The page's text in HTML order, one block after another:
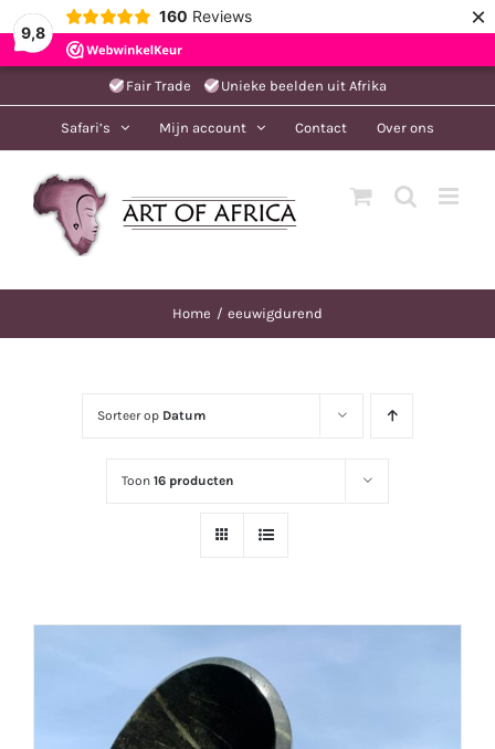
9,8
160 Reviews ×
naar
Fair Trade Unieke beelden uit Afrika
Safari’s Mijn account Contact Over ons
Home eeuwigdurend
Sorteer op Datum
Toon16 producten